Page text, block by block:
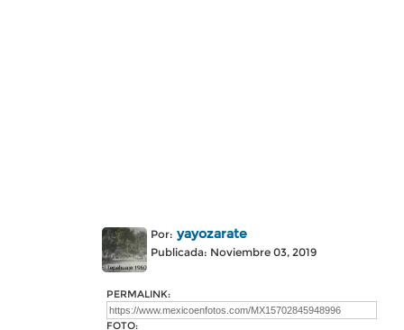
Por: yayozarate
Publicada: Noviembre 03, 2019
PERMALINK:
FOTO: